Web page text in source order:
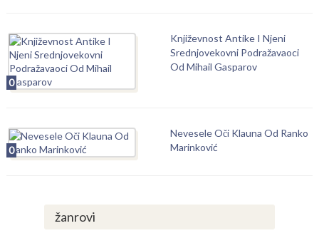
0
Književnost Antike I Njeni
Srednjovekovni Podražavaoci
Od Mihail Gasparov
0
Nevesele Oči Klauna Od Ranko
Marinković
žanrovi